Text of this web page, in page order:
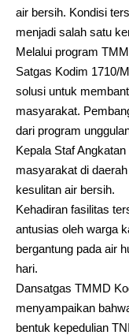
air bersih. Kondisi
menjadi salah satu
Melalui program
Satgas Kodim 1710/
solusi untuk
masyarakat.
dari program
Kepala Staf
masyarakat di
kesulitan air bersih.
Kehadiran fasilitas
antusias oleh warga
bergantung pada air
hari.
Dansatgas TMMD
menyampaikan
bentuk kepedulian